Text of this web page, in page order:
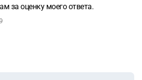
за оценку моего ответа.